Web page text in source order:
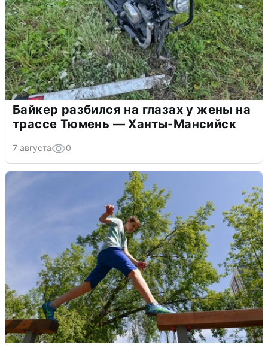
Байкер разбился на глазах у жены на
трассе Тюмень — Ханты-Мансийск
7 августа 0